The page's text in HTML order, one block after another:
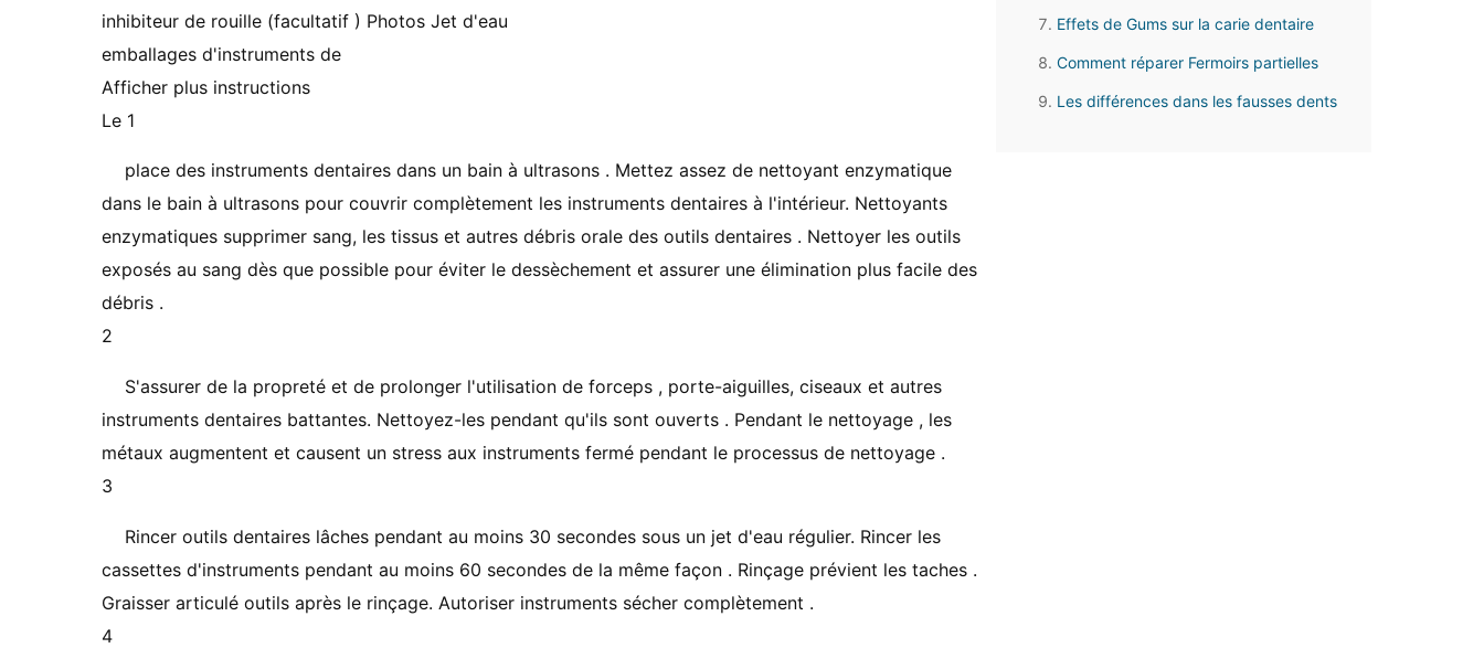
inhibiteur de rouille (facultatif ) Photos Jet d'eau
emballages d'instruments de
Afficher plus instructions
Le 1
place des instruments dentaires dans un bain à ultrasons . Mettez assez de nettoyant enzymatique
dans le bain à ultrasons pour couvrir complètement les instruments dentaires à l'intérieur. Nettoyants
enzymatiques supprimer sang, les tissus et autres débris orale des outils dentaires . Nettoyer les outils
exposés au sang dès que possible pour éviter le dessèchement et assurer une élimination plus facile des
débris .
2
S'assurer de la propreté et de prolonger l'utilisation de forceps , porte-aiguilles, ciseaux et autres
instruments dentaires battantes. Nettoyez-les pendant qu'ils sont ouverts . Pendant le nettoyage , les
métaux augmentent et causent un stress aux instruments fermé pendant le processus de nettoyage .
3
Rincer outils dentaires lâches pendant au moins 30 secondes sous un jet d'eau régulier. Rincer les
cassettes d'instruments pendant au moins 60 secondes de la même façon . Rinçage prévient les taches .
Graisser articulé outils après le rinçage. Autoriser instruments sécher complètement .
4
Effets de Gums sur la carie dentaire
Comment réparer Fermoirs partielles
Les différences dans les fausses dents